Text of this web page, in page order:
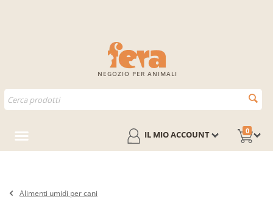
NEGOZIO PER ANIMALI
0
IL MIO ACCOUNT
Alimenti umidi per cani